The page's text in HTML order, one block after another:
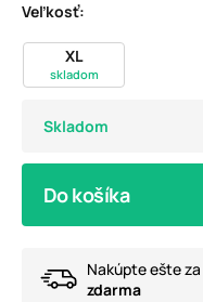
Veľkosť:
XL
skladom
Skladom
Do košíka
Nakúpte ešte za
zdarma